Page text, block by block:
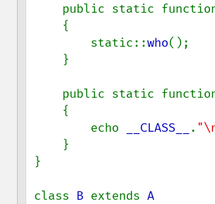
public static
        static::
who();
public static
        echo
__CLASS__ .
}
class B extends